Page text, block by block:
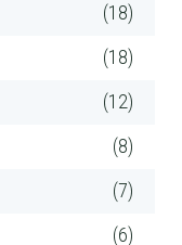
(18)
(18)
(12)
(8)
(7)
(6)